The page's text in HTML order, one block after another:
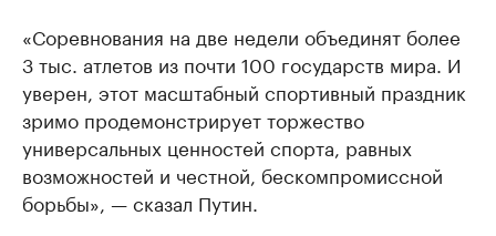
«Соревнования на две недели объединят более
3 тыс. атлетов из почти 100 государств мира. И
уверен, этот масштабный спортивный праздник
зримо продемонстрирует торжество
универсальных ценностей спорта, равных
возможностей и честной, бескомпромиссной
борьбы», — сказал Путин.